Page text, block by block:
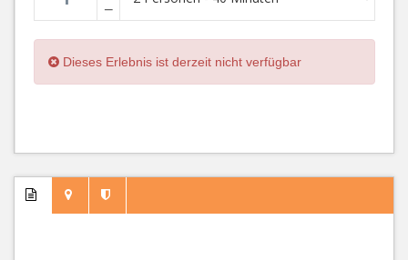
−
Dieses Erlebnis ist derzeit nicht verfügbar